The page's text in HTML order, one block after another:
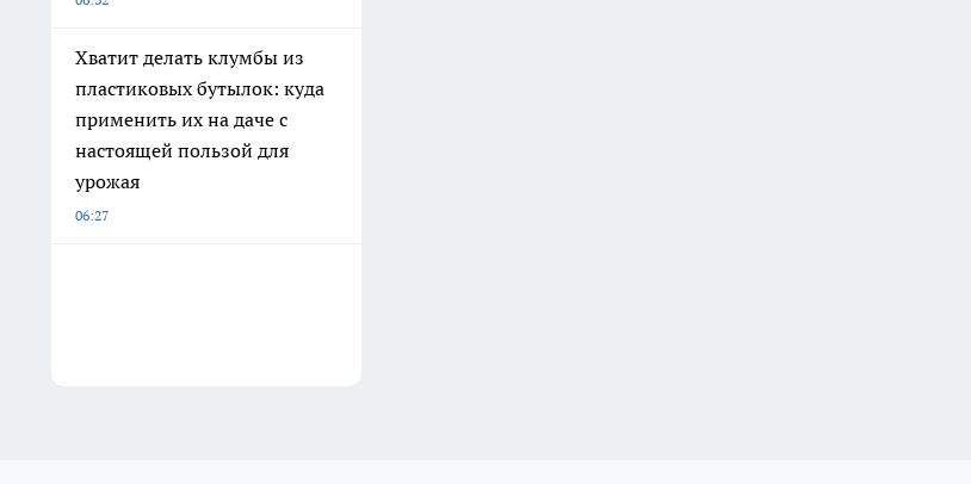
Хватит делать клумбы из
пластиковых бутылок: куда
применить их на даче с
настоящей пользой для
урожая
06:27